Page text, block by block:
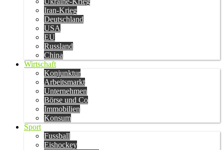
Iran-Krieg
Deutschland
USA
EU
Russland
China
Wirtschaft
Konjunktur
Arbeitsmarkt
Unternehmen
Börse und Co
Immobilien
Konsum
Sport
Fussball
Eishockey